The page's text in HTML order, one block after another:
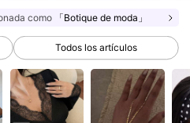
como 「Botique de moda」
Todos los artículos